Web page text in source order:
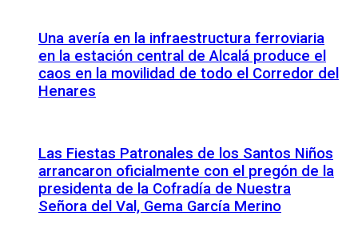
Una avería en la infraestructura ferroviaria
en la estación central de Alcalá produce el
caos en la movilidad de todo el Corredor del
Henares
Las Fiestas Patronales de los Santos Niños
arrancaron oficialmente con el pregón de la
presidenta de la Cofradía de Nuestra
Señora del Val, Gema García Merino